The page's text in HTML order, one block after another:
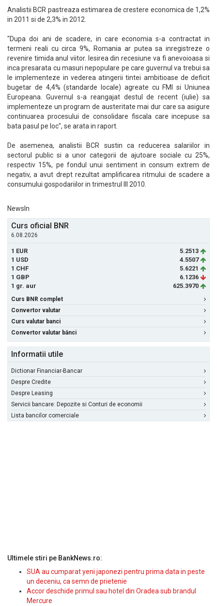
Analistii BCR pastreaza estimarea de crestere economica de 1,2%
in 2011 si de 2,3% in 2012.
"Dupa doi ani de scadere, in care economia s-a contractat in
termeni reali cu circa 9%, Romania ar putea sa inregistreze o
revenire timida anul viitor. Iesirea din recesiune va fi anevoioasa si
inca presarata cu masuri nepopulare pe care guvernul va trebui sa
le implementeze in vederea atingerii tintei ambitioase de deficit
bugetar de 4,4% (standarde locale) agreate cu FMI si Uniunea
Europeana. Guvernul s-a reangajat destul de recent (iulie) sa
implementeze un program de austeritate mai dur care sa asigure
continuarea procesului de consolidare fiscala care incepuse sa
bata pasul pe loc", se arata in raport.
De asemenea, analistii BCR sustin ca reducerea salariilor in
sectorul public si a unor categorii de ajutoare sociale cu 25%,
respectiv 15%, pe fondul unui sentiment in consum extrem de
negativ, a avut drept rezultat amplificarea ritmului de scadere a
consumului gospodariilor in trimestrul III 2010.
NewsIn
Curs oficial BNR
6.08.2026
1 EUR
5.2513
1 USD
4.5507
1 CHF
5.6221
1 GBP
6.1236
1 gr. aur
625.3970
Curs BNR complet
Convertor valutar
Curs valutar banci
Convertor valutar bănci
Informatii utile
Dictionar Financiar-Bancar
Despre Credite
Despre Leasing
Servicii bancare: Depozite si Conturi de economii
Lista bancilor comerciale
Ultimele stiri pe BankNews.ro:
SUA au cumparat yeni japonezi pentru prima data in peste
un deceniu, ca semn de prietenie
Accor deschide primul sau hotel din Oradea sub brandul
Mercure